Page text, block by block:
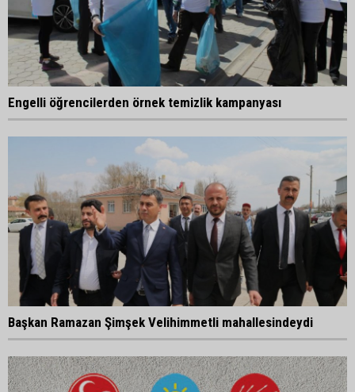
Engelli öğrencilerden örnek temizlik kampanyası
Başkan Ramazan Şimşek Velihimmetli mahallesindeydi